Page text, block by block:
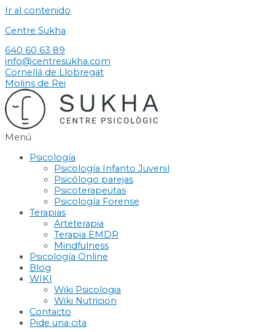
Ir al contenido
Centre Sukha
640 60 63 89
info@centresukha.com
Cornellá de Llobregat
Molins de Rei
Menú
Psicología
Psicología Infanto Juvenil
Psicólogo parejas
Psicoterapeutas
Psicología Forense
Terapias
Arteterapia
Terapia EMDR
Mindfulness
Psicología Online
Blog
WIKI
Wiki Psicologia
Wiki Nutricion
Contacto
Pide una cita